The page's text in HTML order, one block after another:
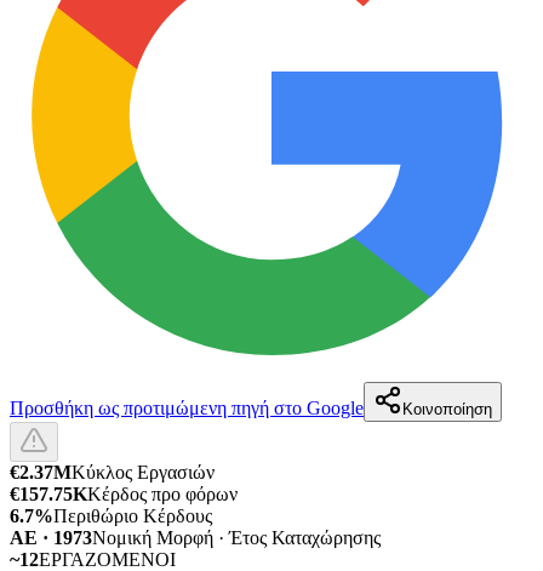
Προσθήκη ως προτιμώμενη πηγή στο Google Κοινοποίηση
€2.37MΚύκλος Εργασιών
€157.75KΚέρδος προ φόρων
6.7%Περιθώριο Κέρδους
ΑΕ · 1973Νομική Μορφή · Έτος Καταχώρησης
~12ΕΡΓΑΖΟΜΕΝΟΙ